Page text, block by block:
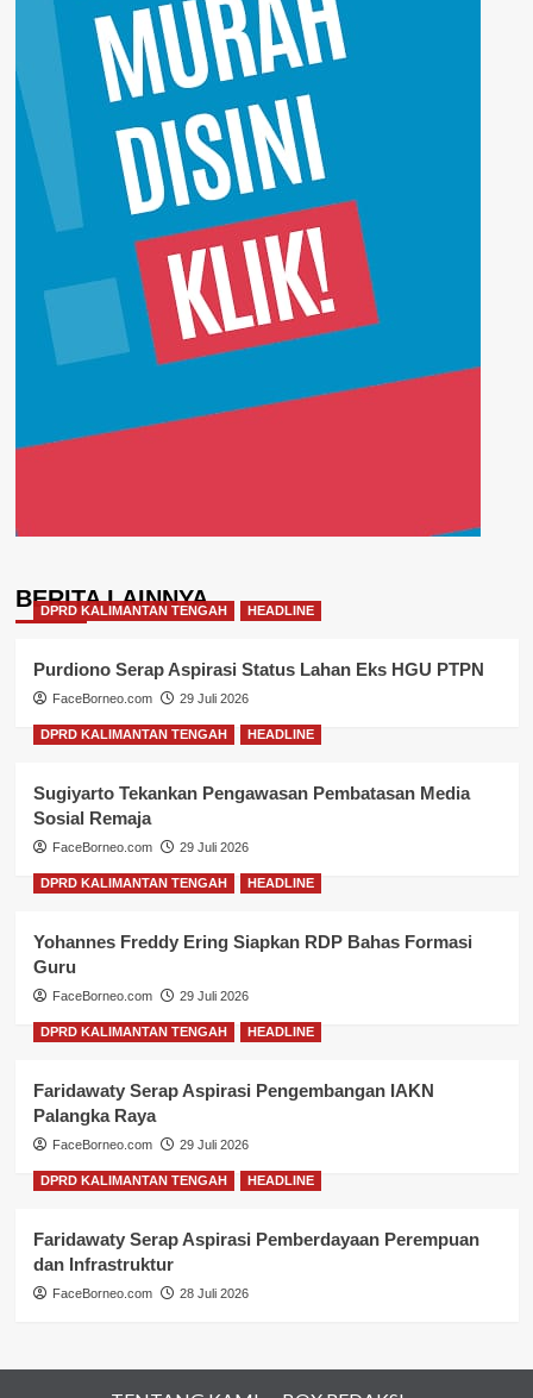
BERITA LAINNYA
DPRD KALIMANTAN TENGAH HEADLINE
Purdiono Serap Aspirasi Status Lahan Eks HGU PTPN
FaceBorneo.com 29 Juli 2026
DPRD KALIMANTAN TENGAH HEADLINE
Sugiyarto Tekankan Pengawasan Pembatasan Media
Sosial Remaja
FaceBorneo.com 29 Juli 2026
DPRD KALIMANTAN TENGAH HEADLINE
Yohannes Freddy Ering Siapkan RDP Bahas Formasi
Guru
FaceBorneo.com 29 Juli 2026
DPRD KALIMANTAN TENGAH HEADLINE
Faridawaty Serap Aspirasi Pengembangan IAKN
Palangka Raya
FaceBorneo.com 29 Juli 2026
DPRD KALIMANTAN TENGAH HEADLINE
Faridawaty Serap Aspirasi Pemberdayaan Perempuan
dan Infrastruktur
FaceBorneo.com 28 Juli 2026